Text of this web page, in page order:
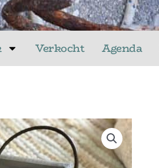
Verkocht Agenda